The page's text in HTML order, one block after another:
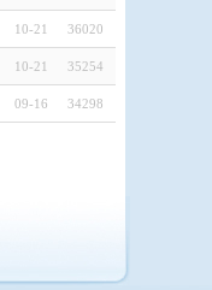
10-21 36020
10-21 35254
09-16 34298